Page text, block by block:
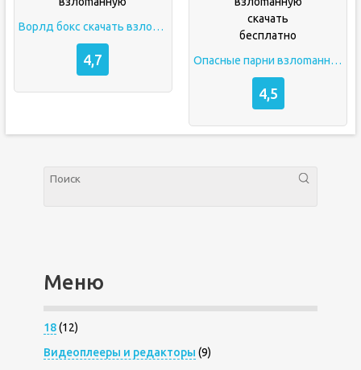
Ворлд бокс скачать взлоmанную
4,7 Опасные парни взлоmанную скачать бесплатно
4,5
Меню
18(12)
Видеоплееры и редакторы (9)